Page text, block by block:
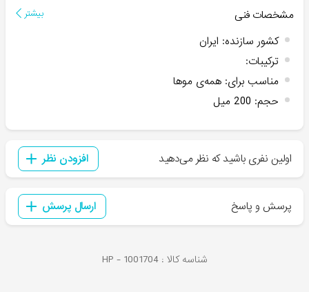
مشخصات فنی بیشتر
کشور سازنده: ایران
ترکیبات:
مناسب برای: همه‌ی موها
حجم: 200 میل
اولین نفری باشید که نظر می‌دهید افزودن نظر
پرسش و پاسخ ارسال پرسش
شناسه کالا : HP - 1001704